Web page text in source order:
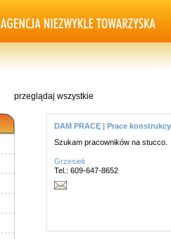
przeglądaj wszystkie
DAM PRACĘ | Prace
Szukam pracowników na stucco.
Grzesiek
Tel.: 609-647-8652